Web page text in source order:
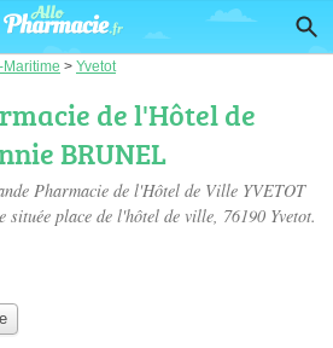
> Yvetot
de l'Hôtel de
BRUNEL
Pharmacie de l'Hôtel de Ville YVETOT
située place de l'hôtel de ville, 76190 Yvetot.